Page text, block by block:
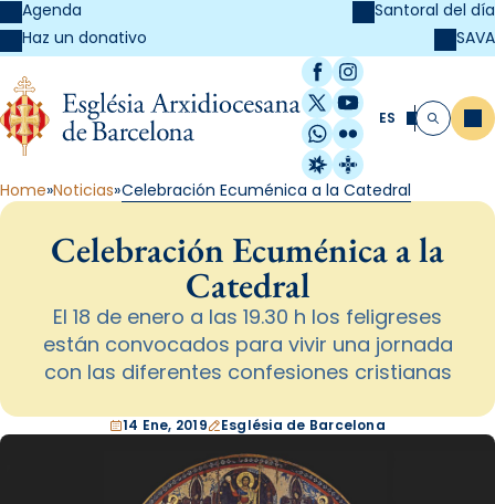
Agenda
Haz un donativo
Santoral del día
SAVA
Facebook
Instagram
X / Twitter
YouTube
WhatsApp
Flickr
Radio Estel
Catalunya
ES Buscar
Home Noticias Celebración Ecuménica a la Catedral
Celebración Ecuménica a la
Catedral
El 18 de enero a las 19.30 h los feligreses
están convocados para vivir una jornada
con las diferentes confesiones cristianas
14 Ene, 2019 Església de Barcelona